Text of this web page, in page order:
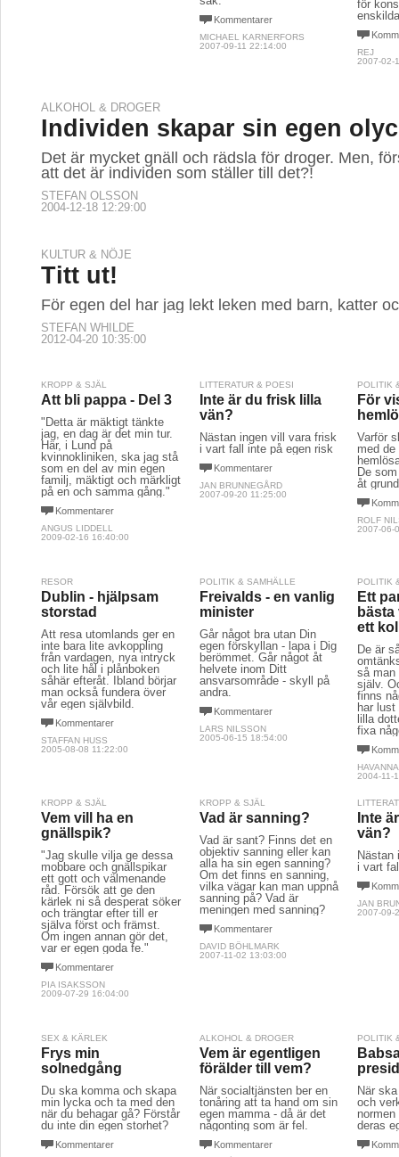
Kommentarer
MICHAEL KARNERFORS
2007-09-11 22:14:00
för
REJ
2007-02-
ALKOHOL & DROGER
Individen skapar sin egen
Det är mycket gnäll och rädsla för droger. Men,
att det är individen som ställer till det?!
STEFAN OLSSON
2004-12-18 12:29:00
KULTUR & NÖJE
Titt ut!
För egen del har jag lekt leken med barn, katter
STEFAN WHILDE
2012-04-20 10:35:00
KROPP & SJÄL
Att bli pappa - Del 3
"Detta är mäktigt tänkte
jag, en dag är det min tur.
Här, i Lund på
kvinnokliniken, ska jag stå
som en del av min egen
familj, mäktigt och märkligt
på en och samma gång."
Kommentarer
ANGUS LIDDELL
2009-02-16 16:40:00
LITTERATUR & POESI
Inte är du frisk lilla
vän?
Nästan ingen vill vara frisk
i vart fall inte på egen risk
Kommentarer
JAN BRUNNEGÅRD
2007-09-20 11:25:00
POLITIK
För
Varför
med
De
åt
ROLF
2007-06-
RESOR
Dublin - hjälpsam
storstad
Att resa utomlands ger en
inte bara lite avkoppling
från vardagen, nya intryck
och lite hål i plånboken
såhär efteråt. Ibland börjar
man också fundera över
vår egen självbild.
Kommentarer
STAFFAN HUSS
2005-08-08 11:22:00
POLITIK & SAMHÄLLE
Freivalds - en vanlig
minister
Går något bra utan Din
egen förskyllan - lapa i Dig
berömmet. Går något åt
helvete inom Ditt
ansvarsområde - skyll på
andra.
Kommentarer
LARS NILSSON
2005-06-15 18:54:00
POLITIK
Ett
ett
De är
så
själv.
finns
har
lilla
fixa
2004-11-
KROPP & SJÄL
Vem vill ha en
gnällspik?
"Jag skulle vilja ge dessa
mobbare och gnällspikar
ett gott och välmenande
råd. Försök att ge den
kärlek ni så desperat söker
och trängtar efter till er
själva först och främst.
Om ingen annan gör det,
var er egen goda fe."
Kommentarer
PIA ISAKSSON
2009-07-29 16:04:00
KROPP & SJÄL
Vad är sanning?
Vad är sant? Finns det en
objektiv sanning eller kan
alla ha sin egen sanning?
Om det finns en sanning,
vilka vägar kan man uppnå
sanning på? Vad är
meningen med sanning?
Kommentarer
DAVID BÖHLMARK
2007-11-02 13:03:00
Inte
vän?
Nästan
i vart
JAN
2007-09-
SEX & KÄRLEK
Frys min
solnedgång
Du ska komma och skapa
min lycka och ta med den
när du behagar gå? Förstår
du inte din egen storhet?
Kommentarer
ALKOHOL & DROGER
Vem är egentligen
förälder till vem?
När socialtjänsten ber en
tonåring att ta hand om sin
egen mamma - då är det
någonting som är fel.
Kommentarer
POLITIK
När
och
deras